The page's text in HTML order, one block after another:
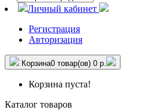
Личный кабинет
Регистрация
Авторизация
Корзина0 товар(ов) 0 р.
Корзина пуста!
Каталог товаров